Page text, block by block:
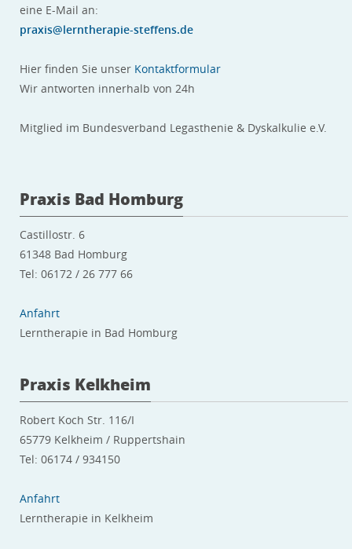
eine E-Mail an:
praxis@lerntherapie-steffens.de
Hier finden Sie unser Kontaktformular
Wir antworten innerhalb von 24h
Mitglied im Bundesverband Legasthenie & Dyskalkulie e.V.
Praxis Bad Homburg
Castillostr. 6
61348 Bad Homburg
Tel: 06172 / 26 777 66
Anfahrt
Lerntherapie in Bad Homburg
Praxis Kelkheim
Robert Koch Str. 116/I
65779 Kelkheim / Ruppertshain
Tel: 06174 / 934150
Anfahrt
Lerntherapie in Kelkheim